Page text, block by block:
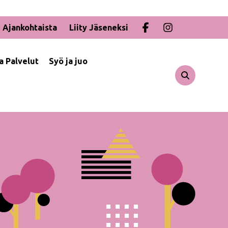
Ajankohtaista
Liity Jäseneksi
Palvelut Syö ja juo